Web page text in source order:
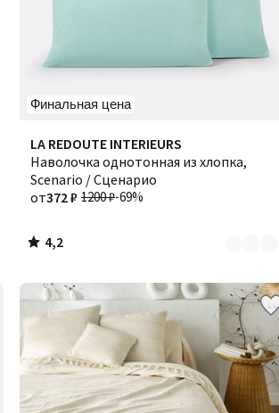
Финальная цена
LA REDOUTE INTERIEURS
Наволочка однотонная из хлопка,
Scenario / Сценарио
1200 ₽-69%
от372 ₽
4,2
/ 5
Количество
цветов:
8
4,2
/